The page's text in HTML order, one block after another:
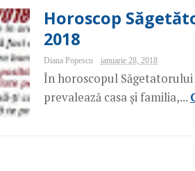
Horoscop
2018
Diana Popescu ianuarie 28, 2018
În horoscopul
prevalează casa și familia,...